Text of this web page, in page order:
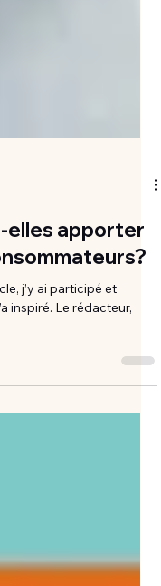
apporter
j’y ai participé et